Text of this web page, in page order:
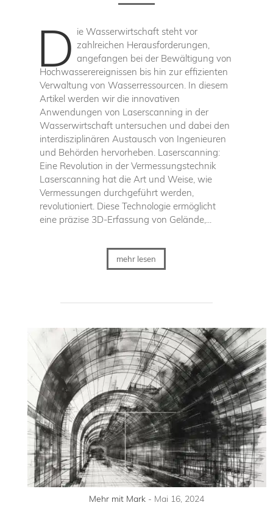
D ie Wasserwirtschaft steht vor
zahlreichen Herausforderungen,
angefangen bei der Bewältigung von
Hochwasserereignissen bis hin zur effizienten
Verwaltung von Wasserressourcen. In diesem
Artikel werden wir die innovativen
Anwendungen von Laserscanning in der
Wasserwirtschaft untersuchen und dabei den
interdisziplinären Austausch von Ingenieuren
und Behörden hervorheben. Laserscanning:
Eine Revolution in der Vermessungstechnik
Laserscanning hat die Art und Weise, wie
Vermessungen durchgeführt werden,
revolutioniert. Diese Technologie ermöglicht
eine präzise 3D-Erfassung von Gelände,...
mehr lesen
Mehr mit Mark - Mai 16, 2024